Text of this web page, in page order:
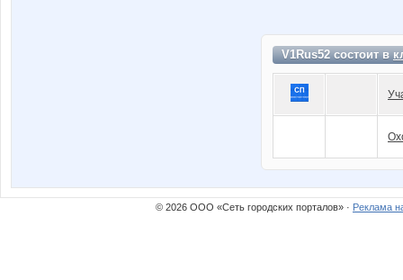
V1Rus52 состоит в
© 2026 ООО «Сеть городских порталов» · Реклама